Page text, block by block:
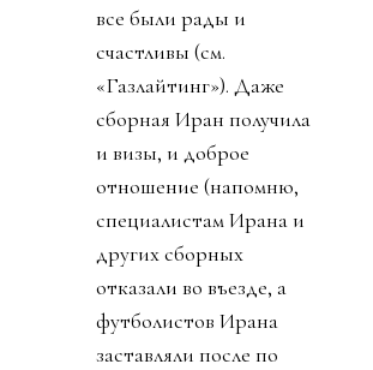
все были рады и
счастливы (см.
«Газлайтинг»). Даже
сборная Иран получила
и визы, и доброе
отношение (напомню,
специалистам Ирана и
других сборных
отказали во въезде, а
футболистов Ирана
заставляли после по